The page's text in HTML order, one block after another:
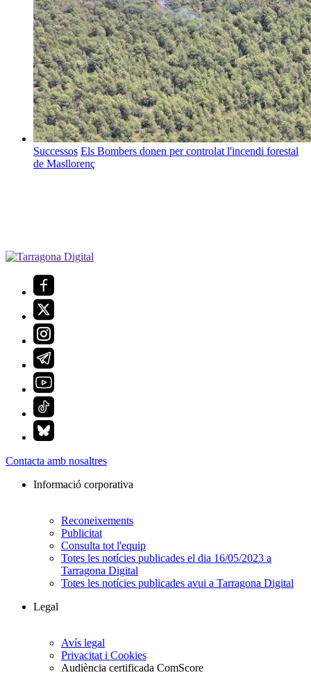
Successos Els Bombers donen per controlat l'incendi forestal
de Masllorenç
Contacta amb nosaltres
Informació corporativa
Reconeixements
Publicitat
Consulta tot l'equip
Totes les notícies publicades el dia 16/05/2023 a
Tarragona Digital
Totes les notícies publicades avui a Tarragona Digital
Legal
Avís legal
Privacitat i Cookies
Audiència certificada ComScore